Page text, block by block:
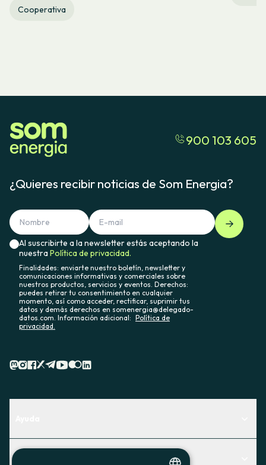
Cooperativa
900 103 605
¿Quieres recibir noticias de Som Energia?
Al suscribirte a la newsletter estás aceptando la
nuestraPolítica de privacidad.
Finalidades: enviarte nuestro boletín, newsletter y
comunicaciones informativas y comerciales sobre
nuestros productos, servicios y eventos. Derechos:
puedes retirar tu consentimiento en cualquier
momento, así como acceder, rectificar, suprimir tus
datos y demás derechos en somenergia@delegado-
datos.com. Información adicional: Política de
privacidad.